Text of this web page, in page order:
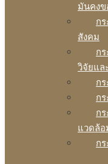
มันคง
ก
สังคม
ก
วิจัยแล
ก
ก
ก
แวดล้อ
ก